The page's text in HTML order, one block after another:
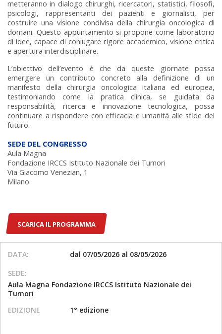
metteranno in dialogo chirurghi, ricercatori, statistici, filosofi,
psicologi, rappresentanti dei pazienti e giornalisti, per
costruire una visione condivisa della chirurgia oncologica di
domani. Questo appuntamento si propone come laboratorio
di idee, capace di coniugare rigore accademico, visione critica
e apertura interdisciplinare.
L’obiettivo dell’evento è che da queste giornate possa
emergere un contributo concreto alla definizione di un
manifesto della chirurgia oncologica italiana ed europea,
testimoniando come la pratica clinica, se guidata da
responsabilità, ricerca e innovazione tecnologica, possa
continuare a rispondere con efficacia e umanità alle sfide del
futuro.
SEDE DEL CONGRESSO
Aula Magna
Fondazione IRCCS Istituto Nazionale dei Tumori
Via Giacomo Venezian, 1
Milano
SCARICA IL PROGRAMMA
DATA:
dal 07/05/2026 al 08/05/2026
SEDE:
Aula Magna Fondazione IRCCS Istituto Nazionale dei
Tumori
EDIZIONE
1° edizione